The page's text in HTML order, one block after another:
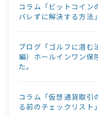
コラム「ビットコイ
バレずに解決する方法
ブログ「ゴルフに潜む
編）ホールインワン保
た。
コラム「仮想通貨取引
る前のチェックリスト